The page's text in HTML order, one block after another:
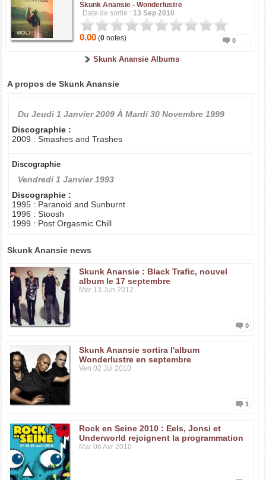
Skunk Anansie -Wonderlustre
Date de sortie : 13 Sep 2010
0.00 (0 notes) 0
Skunk Anansie Albums
A propos de Skunk Anansie
DuJeudi 1 Janvier 2009 ÀMardi 30 Novembre 1999
Discographie :
2009 : Smashes and Trashes
Discographie
Vendredi 1 Janvier 1993
Discographie :
1995 : Paranoid and Sunburnt
1996 : Stoosh
1999 : Post Orgasmic Chill
Skunk Anansie news
Skunk Anansie : Black Trafic, nouvel
album le 17 septembre
Mer 13 Jun 2012
0
Skunk Anansie sortira l'album
Wonderlustre en septembre
Ven 02 Jul 2010
1
Rock en Seine 2010 : Eels, Jonsi et
Underworld rejoignent la programmation
Mar 06 Avr 2010